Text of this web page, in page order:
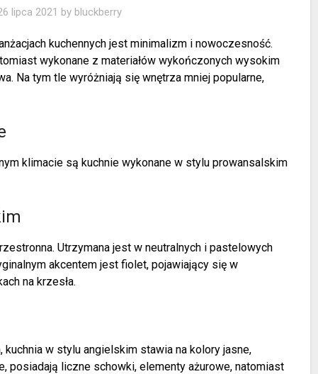
lipca 2021 by bluckberry
kuchennych jest minimalizm i nowoczesność.
wykonane z materiałów wykończonych wysokim
Na tym tle wyróżniają się wnętrza mniej popularne,
klimacie są kuchnie wykonane w stylu prowansalskim
Utrzymana jest w neutralnych i pastelowych
akcentem jest fiolet, pojawiający się w
na krzesła.
w stylu angielskim stawia na kolory jasne,
posiadają liczne schowki, elementy ażurowe, natomiast